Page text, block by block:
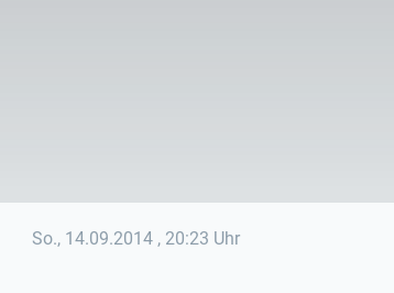
So., 14.09.2014 , 20:23 Uhr